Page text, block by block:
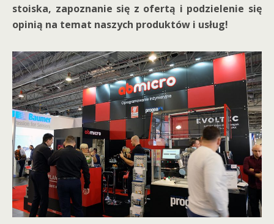
stoiska, zapoznanie się z ofertą i podzielenie się
opinią na temat naszych produktów i usług!